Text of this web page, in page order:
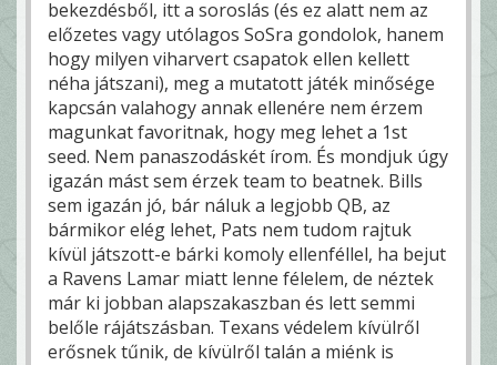
bekezdésből, itt a soroslás (és ez alatt nem az
előzetes vagy utólagos SoSra gondolok, hanem
hogy milyen viharvert csapatok ellen kellett
néha játszani), meg a mutatott játék minősége
kapcsán valahogy annak ellenére nem érzem
magunkat favoritnak, hogy meg lehet a 1st
seed. Nem panaszodáskét írom. És mondjuk úgy
igazán mást sem érzek team to beatnek. Bills
sem igazán jó, bár náluk a legjobb QB, az
bármikor elég lehet, Pats nem tudom rajtuk
kívül játszott-e bárki komoly ellenféllel, ha bejut
a Ravens Lamar miatt lenne félelem, de néztek
már ki jobban alapszakaszban és lett semmi
belőle rájátszásban. Texans védelem kívülről
erősnek tűnik, de kívülről talán a miénk is